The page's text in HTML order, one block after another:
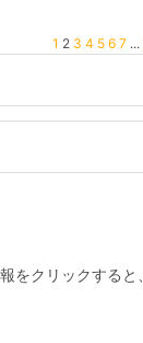
1 2 3 4 5 6 7 ...
をクリックする